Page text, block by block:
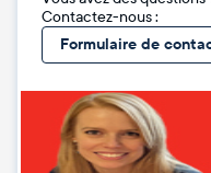
Contactez-nous :
Formulaire de